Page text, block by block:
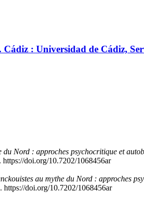
Cádiz : Universidad de Cádiz,
du Nord : approches psychocritique et
doi.org/10.7202/1068456ar
au mythe du Nord : approches
https://doi.org/10.7202/1068456ar